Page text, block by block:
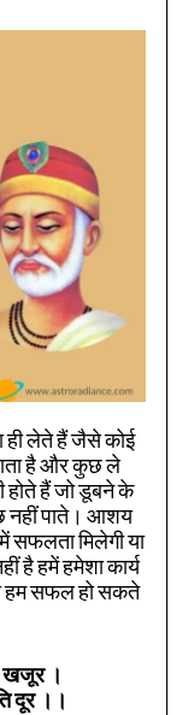
ही लेते हैं जैसे कोई
है और कुछ ले
हैं जो डूबने के
नहीं पाते। आशय
सफलता मिलेगी या
है हमें हमेशा कार्य
हम सफल हो सकते
खजूर ।
दूर ।।